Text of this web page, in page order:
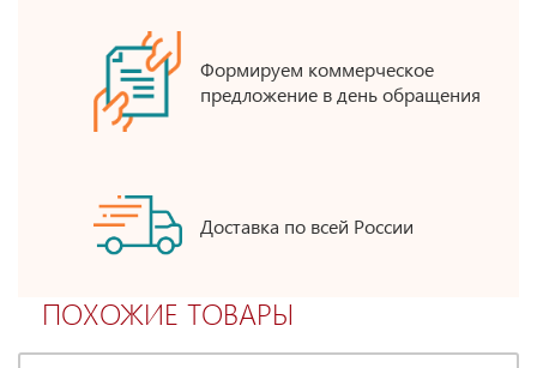
Формируем коммерческое
предложение в день обращения
Доставка по всей России
ПОХОЖИЕ ТОВАРЫ